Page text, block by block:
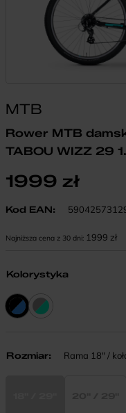
MTB
Rower MTB
TABOU WIZZ 29
1999 zł
Kod EAN:
Najniższa cena z 30 dni: 1999 zł
Kolorystyka
Rozmiar: Rama 18" /